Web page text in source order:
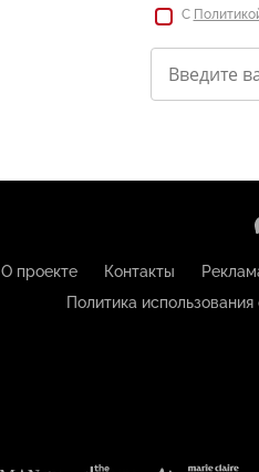
С
О проекте Контакты
Политика